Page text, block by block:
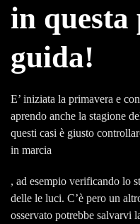
in questa
guida!
E’ iniziata la primavera e
aprendo anche la stagione
questi casi è giusto
in marcia
, ad esempio verificando lo
delle le luci. C’è pero un
osservato potrebbe salvarvi